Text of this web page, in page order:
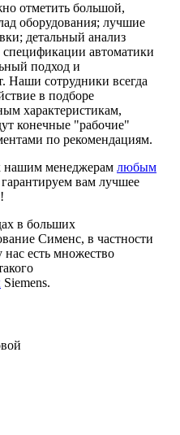
отметить большой,
оборудования; лучшие
детальный анализ
спецификации автоматики
подход и
Наши сотрудники всегда
в подборе
характеристикам,
конечные "рабочие"
по рекомендациям.
нашим менеджерам любым
вам лучшее
в больших
Сименс, в частности
нас есть множество
Siemens.